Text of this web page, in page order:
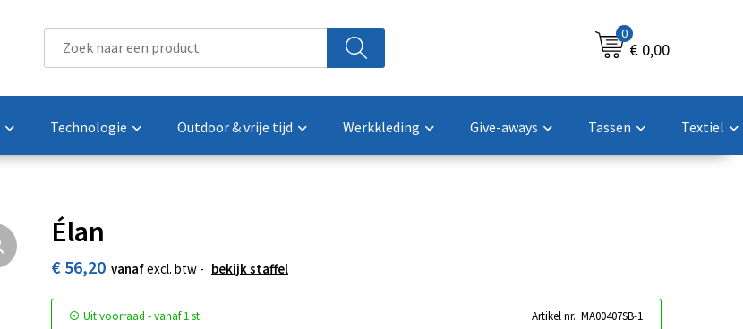
0
€ 0,00
Technologie Outdoor & vrije tijd Werkkleding Give-aways Tassen Textiel
Élan
€ 56,20 vanafexcl. btw - bekijk staffel
Uit voorraad -vanaf1 st. Artikel nr. MA00407SB-1